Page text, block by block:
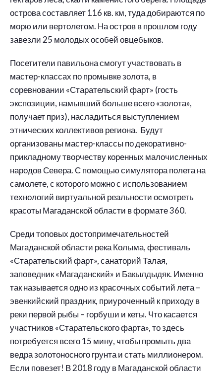
острова составляет 116 кв. км, туда добираются по
морю или вертолетом. На остров в прошлом году
завезли 25 молодых особей овцебыков.
Посетители павильона смогут участвовать в
мастер-классах по промывке золота, в
соревновании «Старательский фарт» (гость
экспозиции, намывший больше всего «золота»,
получает приз), насладиться выступлением
этнических коллективов региона. Будут
организованы мастер-классы по декоративно-
прикладному творчеству коренных малочисленных
народов Севера. С помощью симулятора полета на
самолете, с которого можно с использованием
технологий виртуальной реальности осмотреть
красоты Магаданской области в формате 360.
Среди топовых достопримечательностей
Магаданской области река Колыма, фестиваль
«Старательский фарт», санаторий Талая,
заповедник «Магаданский» и Бакылдыдяк. Именно
так называется одно из красочных событий лета –
эвенкийский праздник, приуроченный к приходу в
реки первой рыбы – горбуши и кеты. Что касается
участников «Старательского фарта», то здесь
потребуется всего 15 мину, чтобы промыть два
ведра золотоносного грунта и стать миллионером.
Если повезет! В 2018 году в Магаданской области